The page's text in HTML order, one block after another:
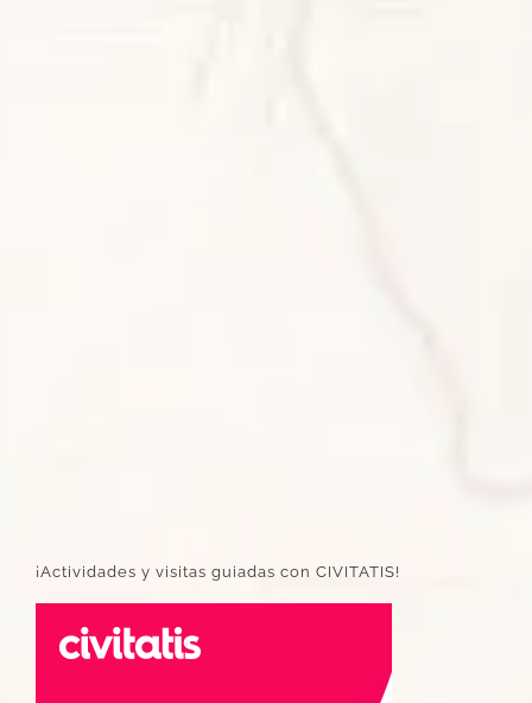
¡Actividades y visitas guiadas con CIVITATIS!